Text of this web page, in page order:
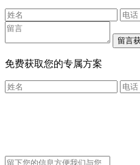
免费获取您的专属方案